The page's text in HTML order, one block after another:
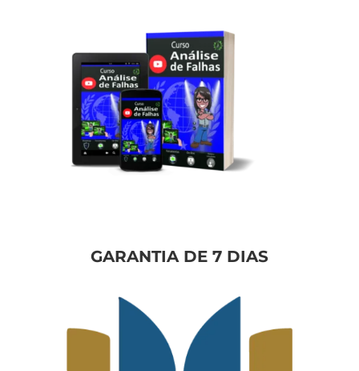
GARANTIA DE 7 DIAS